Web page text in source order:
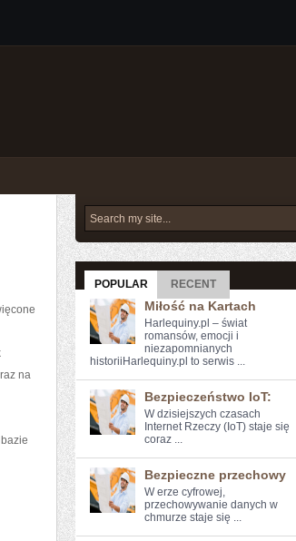
na
POPULAR RECENT
Miłość na Kartach
Harlequiny.pl – świat
romansów, emocji i
niezapomnianych
historiiHarlequiny.pl to serwis ...
Bezpieczeństwo IoT:
W dzisiejszych ​czasach
Internet Rzeczy (IoT) ⁤staje się
⁤coraz ...
Bezpieczne przechowy
W erze cyfrowej,⁢
przechowywanie‍ danych w
chmurze staje się ...